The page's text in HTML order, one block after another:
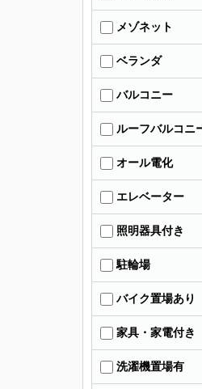
メゾネット
ベランダ
バルコニー
ルーフバルコニ
オール電化
エレベーター
照明器具付き
駐輪場
バイク置場あり
家具・家電付き
洗濯機置場有